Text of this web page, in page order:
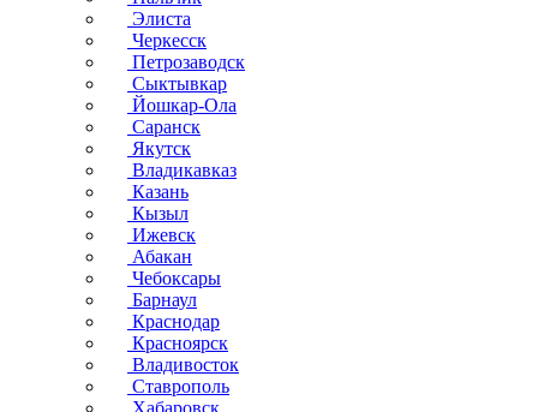
Элиста
Черкесск
Петрозаводск
Сыктывкар
Йошкар-Ола
Саранск
Якутск
Владикавказ
Казань
Кызыл
Ижевск
Абакан
Чебоксары
Барнаул
Краснодар
Красноярск
Владивосток
Ставрополь
Хабаровск